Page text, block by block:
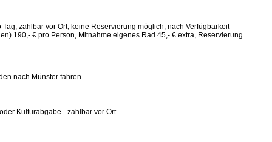
zahlbar vor Ort, keine Reservierung möglich, nach Verfügbarkeit
190,- € pro Person, Mitnahme eigenes Rad 45,- € extra, Reservierung
nach Münster fahren.
Kulturabgabe - zahlbar vor Ort